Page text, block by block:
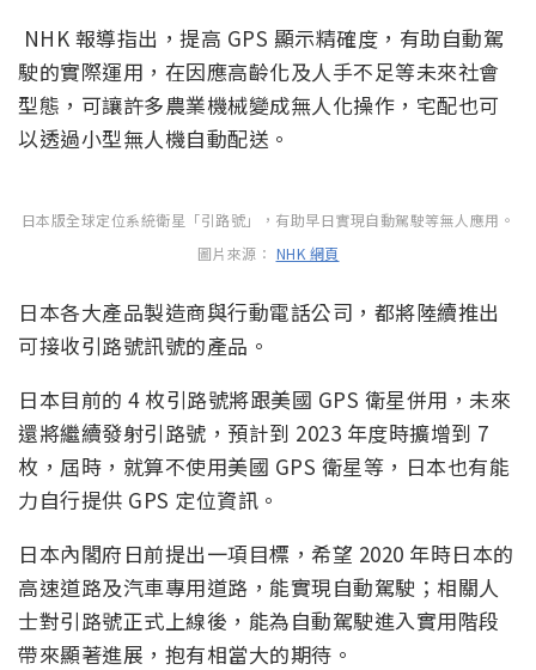
NHK 報導指出，提高 GPS 顯示精確度，有助自動駕
駛的實際運用，在因應高齡化及人手不足等未來社會
型態，可讓許多農業機械變成無人化操作，宅配也可
以透過小型無人機自動配送。
日本版全球定位系統衛星「引路號」，有助早日實現自動駕駛等無人應用。
圖片來源： NHK 網頁
日本各大產品製造商與行動電話公司，都將陸續推出
可接收引路號訊號的產品。
日本目前的 4 枚引路號將跟美國 GPS 衛星併用，未來
還將繼續發射引路號，預計到 2023 年度時擴增到 7
枚，屆時，就算不使用美國 GPS 衛星等，日本也有能
力自行提供 GPS 定位資訊。
日本內閣府日前提出一項目標，希望 2020 年時日本的
高速道路及汽車專用道路，能實現自動駕駛；相關人
士對引路號正式上線後，能為自動駕駛進入實用階段
帶來顯著進展，抱有相當大的期待。